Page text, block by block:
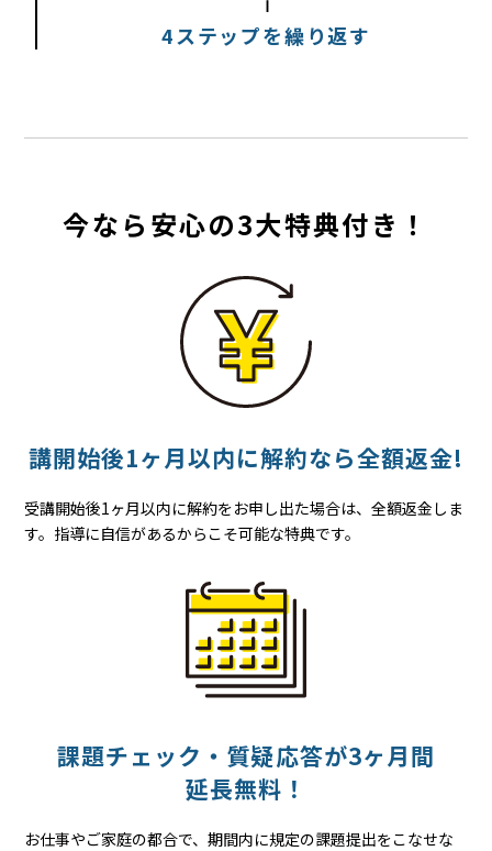
4ステップを繰り返す
今なら安心の3大特典付き！
講開始後1ヶ月以内に解約なら全額返金!
受講開始後1ヶ月以内に解約をお申し出た場合は、全額返金しま
す。指導に自信があるからこそ可能な特典です。
課題チェック・質疑応答が3ヶ月間
延長無料！
お仕事やご家庭の都合で、期間内に規定の課題提出をこなせな